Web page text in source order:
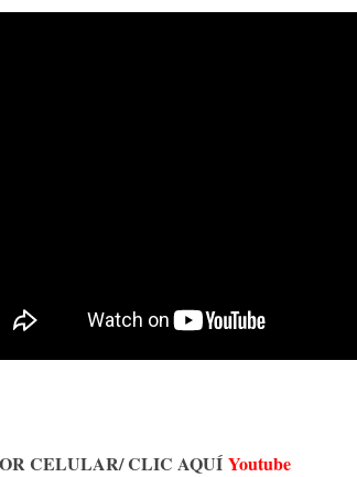
CLIC AQUÍ Youtube